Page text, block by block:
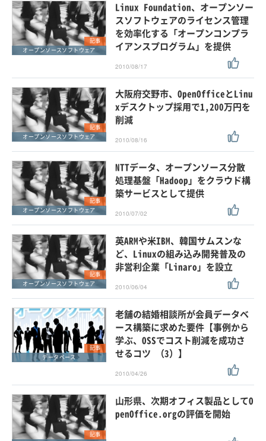
外部ニュース
スペシャルに限定する
タグ ×
× オープンソースソフトウェア
クリア この条件で検索する
記事
オープンソースソフトウェア
Linux Foundation、オープンソー
スソフトウェアのライセンス管理
を効率化する「オープンコンプラ
イアンスプログラム」を提供
2010/08/17
記事
オープンソースソフトウェア
大阪府交野市、OpenOfficeとLinu
xデスクトップ採用で1,200万円を
削減
2010/08/16
記事
オープンソースソフトウェア
NTTデータ、オープンソース分散
処理基盤「Hadoop」をクラウド構
築サービスとして提供
2010/07/02
記事
オープンソースソフトウェア
英ARMや米IBM、韓国サムスンな
ど、Linuxの組み込み開発普及の
非営利企業「Linaro」を設立
2010/06/04
記事
データベース
老舗の結婚相談所が会員データベ
ース構築に求めた要件【事例から
学ぶ、OSSでコスト削減を成功さ
せるコツ （3）】
2010/04/26
記事
山形県、次期オフィス製品としてO
penOffice.orgの評価を開始